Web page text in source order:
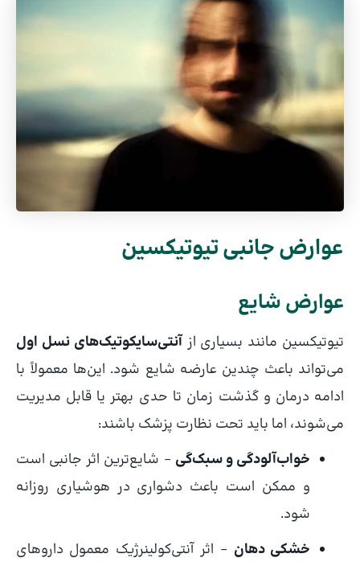
عوارض جانبی تیوتیکسین
عوارض شایع
تیوتیکسین مانند بسیاری ازآنتی‌سایکوتیک‌های نسل اول
می‌تواند باعث چندین عارضه شایع شود. این‌ها معمولاً با
ادامه درمان و گذشت زمان تا حدی بهتر یا قابل مدیریت
می‌شوند، اما باید تحت نظارت پزشک باشند:
خواب‌آلودگی و سبک‌گی – شایع‌ترین اثر جانبی است
و ممکن است باعث دشواری در هوشیاری روزانه
شود.
خشکی دهان – اثر آنتی‌کولینرژیک معمول داروهای